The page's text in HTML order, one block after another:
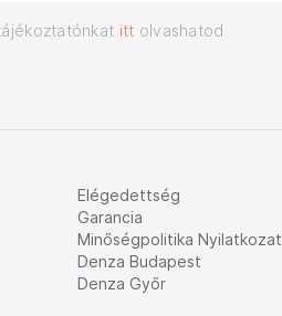
itt olvashatod
Elégedettség
Garancia
Minőségpolitika Nyilatkozat
Denza Budapest
Denza Győr